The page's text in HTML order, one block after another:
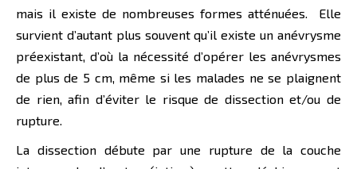
mais il existe de nombreuses formes atténuées. Elle
survient d’autant plus souvent qu’il existe un anévrysme
préexistant, d’où la nécessité d’opérer les anévrysmes
de plus de 5 cm, même si les malades ne se plaignent
de rien, afin d’éviter le risque de dissection et/ou de
rupture.
La dissection débute par une rupture de la couche